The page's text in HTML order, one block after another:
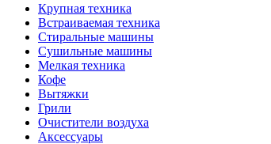
Крупная техника
Встраиваемая техника
Стиральные машины
Сушильные машины
Мелкая техника
Кофе
Вытяжки
Грили
Очистители воздуха
Аксессуары